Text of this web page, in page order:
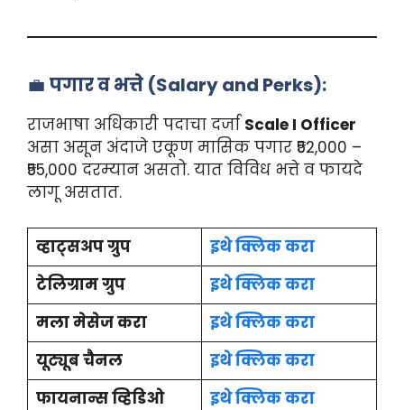
💼 पगार व भत्ते (Salary and Perks):
राजभाषा अधिकारी पदाचा दर्जा Scale I Officer
असा असून अंदाजे एकूण मासिक पगार ₹52,000 –
₹55,000 दरम्यान असतो. यात विविध भत्ते व फायदे
लागू असतात.
व्हाट्सअप ग्रुप
इथे क्लिक करा
टेलिग्राम ग्रुप
इथे क्लिक करा
मला मेसेज करा
इथे क्लिक करा
यूट्यूब चैनल
इथे क्लिक करा
फायनान्स व्हिडिओ
इथे क्लिक करा